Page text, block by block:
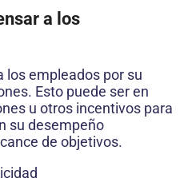
a los
los empleados por su
Esto puede ser en
u otros incentivos para
su desempeño
de objetivos.